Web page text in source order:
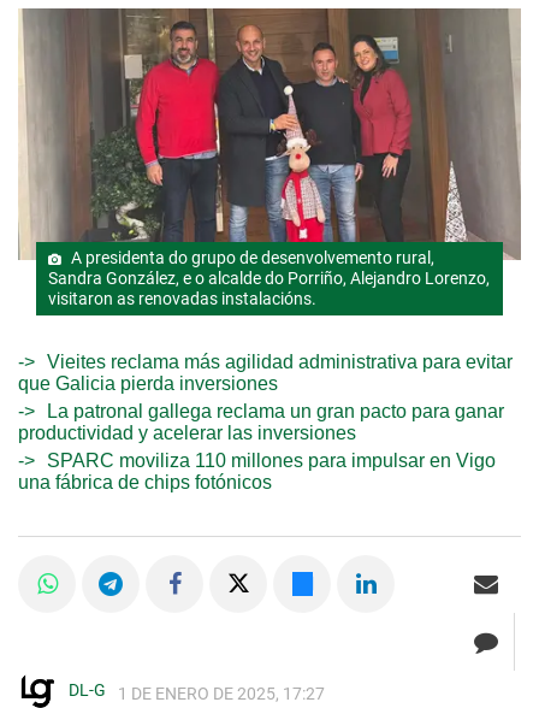
A presidenta do grupo de desenvolvemento rural,
Sandra González, e o alcalde do Porriño, Alejandro Lorenzo,
visitaron as renovadas instalacións.
Vieites reclama más agilidad administrativa para evitar
que Galicia pierda inversiones
La patronal gallega reclama un gran pacto para ganar
productividad y acelerar las inversiones
SPARC moviliza 110 millones para impulsar en Vigo
una fábrica de chips fotónicos
DL-G 1 DE ENERO DE 2025, 17:27